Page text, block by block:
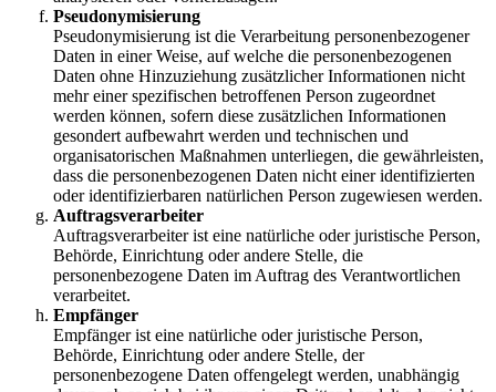
Pseudonymisierung
Pseudonymisierung ist die Verarbeitung personenbezogener
Daten in einer Weise, auf welche die personenbezogenen
Daten ohne Hinzuziehung zusätzlicher Informationen nicht
mehr einer spezifischen betroffenen Person zugeordnet
werden können, sofern diese zusätzlichen Informationen
gesondert aufbewahrt werden und technischen und
organisatorischen Maßnahmen unterliegen, die gewährleisten,
dass die personenbezogenen Daten nicht einer identifizierten
oder identifizierbaren natürlichen Person zugewiesen werden.
Auftragsverarbeiter
Auftragsverarbeiter ist eine natürliche oder juristische Person,
Behörde, Einrichtung oder andere Stelle, die
personenbezogene Daten im Auftrag des Verantwortlichen
verarbeitet.
Empfänger
Empfänger ist eine natürliche oder juristische Person,
Behörde, Einrichtung oder andere Stelle, der
personenbezogene Daten offengelegt werden, unabhängig